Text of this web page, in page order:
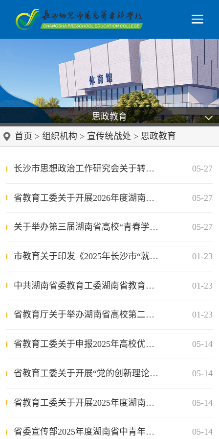
思政教育
首页 > 组织机构 > 宣传统战处 > 思政教育
长沙市思想政治工作研究会关于转发《中国思想政治工作研究会秘书处关于组织开展“思政的力量”全国政研会系统2026年思政短视频征集展播活动的通知》的通知 05-27
省教育工委关于开展2026年度湖南省高校思想政治工作优秀案例征集与宣传活动的通知 05-27
关于举办第三届湖南省高校“青春学习堂”短视频大赛的通知 05-27
市教育关于印发《2025年长沙市“就认这个理”学习贯彻习近平新时代中国特色社会主义思想宣讲工作方案》的通知 01-23
中共湖南省委教育工委湖南省教育厅关于举办第二届湖南省高校“青春学习堂”短视频大赛的通知 01-23
省教育厅关于举办湖南省高校第二届“一节一推选”活动的通知 01-23
省教育工委关于申报2025年高校优秀思想政治工作者项目的通知 05-14
省教育工委关于开展“党的创新理论铸魂育人”主题理论宣传活动的通知 05-14
省教育工委关于开展2025年度湖南省高校思想政治工作优秀案例征集与宣传活动的通知 05-14
省委宣传部2025年度湖南省中青年马克思主义理论骨干人才择优资助计划人选申报推送工作的通知 05-14